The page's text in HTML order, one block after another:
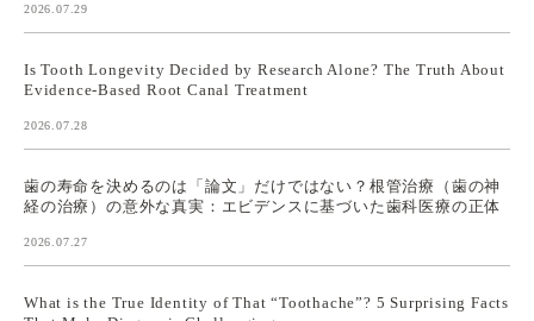
2026.07.29
Is Tooth Longevity Decided by Research Alone? The Truth About
Evidence-Based Root Canal Treatment
2026.07.28
歯の寿命を決めるのは「論文」だけではない？根管治療（歯の神
経の治療）の意外な真実：エビデンスに基づいた歯科医療の正体
2026.07.27
What is the True Identity of That “Toothache”? 5 Surprising Facts